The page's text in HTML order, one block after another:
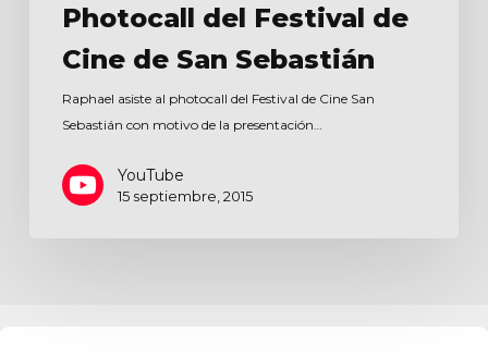
Photocall del Festival de
Cine de San Sebastián
Raphael asiste al photocall del Festival de Cine San
Sebastián con motivo de la presentación…
YouTube
15 septiembre, 2015